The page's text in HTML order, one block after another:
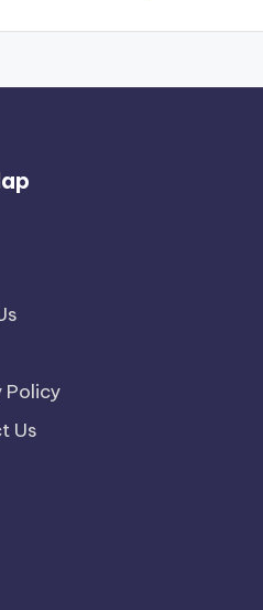
Policy
Us